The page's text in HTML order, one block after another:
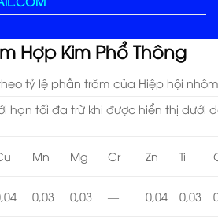
Hợp Kim Phổ Thông
tỷ lệ phần trăm của Hiệp hội
hạn tối đa trừ khi được hiển thị dưới
Mn Mg Cr Zn Ti
0,03 0,03 — 0,04 0,03